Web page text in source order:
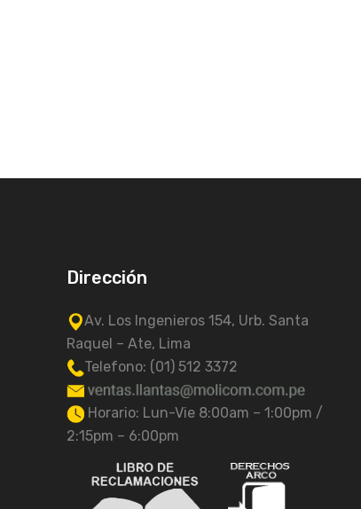
Dirección
Av. Los Ingenieros 154, Urb. Santa
Raquel – Ate, Lima
Telefono: (01) 512 3372
Horario: Lun-Vie 8:00am – 1:00pm /
2:15pm – 6:00pm